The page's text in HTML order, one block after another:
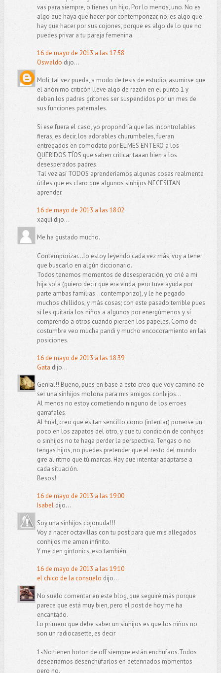
vas para siempre, o tienes un hijo. Por lo menos, uno. No es
algo que haya que hacer por contemporizar, no; es algo que
hay que hacer por sus cojones, porque es algo de lo que no
puedes privar a tu pareja femenina.
16 de mayo de 2013 a las 17:58
Oswaldo dijo...
Moli, tal vez pueda, a modo de tesis de estudio, asumirse que
el anónimo criticón lleve algo de razón en el punto 1 y
deban los padres gritones ser suspendidos por un mes de
sus funciones paternales.
Si ese fuera el caso, yo propondría que las incontrolables
fieras, es decir, los adorables churumbeles, fueran
entregados en comodato por EL MES ENTERO a los
QUERIDOS TÍOS que saben criticar taaan bien a los
desesperados padres.
Tal vez así TODOS aprenderíamos algunas cosas realmente
útiles que es claro que algunos sinhijos NECESITAN
aprender.
16 de mayo de 2013 a las 18:02
xaquí dijo...
Me ha gustado mucho.
Contemporizar...lo estoy leyendo cada vez más, voy a tener
que buscarlo en algún diccionario.
Todos tenemos momentos de desesperación, yo crié a mi
hija sola (quiero decir que era viuda, pero tuve ayuda por
parte ambas familias...contemporizo), y le he pegado
muchos chillidos, y más cosas; con este pasado terrible pues
sí les quitaría los niños a algunos por energúmenos y sí
comprendo a otros cuando pierden los papeles. Como de
costumbre veo mucha pandi y mucho encocoramiento en las
posiciones.
16 de mayo de 2013 a las 18:39
Gata dijo...
Genial!! Bueno, pues en base a esto creo que voy camino de
ser una sinhijos molona para mis amigos conhijos...
Al menos no estoy cometiendo ninguno de los erroes
garrafales.
Al final, creo que es tan sencillo como (intentar) ponerse un
poco en los zapatos del otro, y que tu condición de conhijos
o sinhijos no te haga perder la perspectiva. Tengas o no
tengas hijos, no puedes pretender que el resto del mundo
gire al ritmo que tú marcas. Hay que intentar adaptarse a
cada situación.
Besos!
16 de mayo de 2013 a las 19:00
Isabeldijo...
Soy una sinhijos cojonuda!!!
Voy a hacer octavillas con tu post para que mis allegados
conhijos me amen infinito.
Y me den gintonics, eso también.
16 de mayo de 2013 a las 19:10
el chico de la consuelo dijo...
No suelo comentar en este blog, que seguiré más porque
parece que está muy bien, pero el post de hoy me ha
encantado.
Lo primero que debe saber un sinhijos es que los niños no
son un radiocasette, es decir
1-.No tienen boton de off siempre están enchufaos.Todos
deseariamos desenchufarlos en deterinados momentos
pero no.